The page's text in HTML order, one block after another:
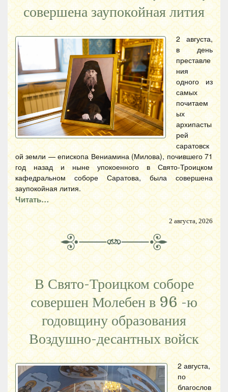
совершена заупокойная лития
2 августа,
в день
преставле
ния
одного из
самых
почитаем
ых
архипасты
рей
саратовск
ой земли — епископа Вениамина (Милова), почившего 71
год назад и ныне упокоенного в Свято-Троицком
кафедральном соборе Саратова, была совершена
заупокойная лития.
Читать…
2 августа, 2026
В Свято-Троицком соборе
совершен Молебен в 96 -ю
годовщину образования
Воздушно-десантных войск
2 августа,
по
благослов